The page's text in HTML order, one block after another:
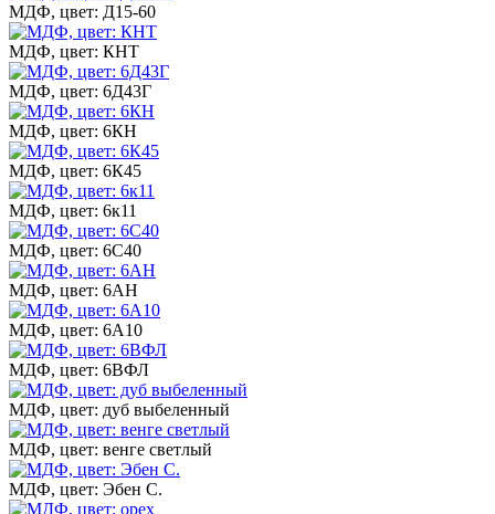
МДФ, цвет: Д15-60
МДФ, цвет: КНТ
МДФ, цвет: 6Д43Г
МДФ, цвет: 6КН
МДФ, цвет: 6К45
МДФ, цвет: 6к11
МДФ, цвет: 6С40
МДФ, цвет: 6АН
МДФ, цвет: 6А10
МДФ, цвет: 6ВФЛ
МДФ, цвет: дуб выбеленный
МДФ, цвет: венге светлый
МДФ, цвет: Эбен С.